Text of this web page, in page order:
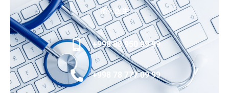
g
r
a
m
o
o
k
r
a
m
预约医生
+998 88 950 99 99
+998 78 777 09 99